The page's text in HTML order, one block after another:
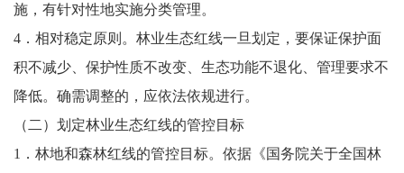
施，有针对性地实施分类管理。
4．相对稳定原则。林业生态红线一旦划定，要保证保护面
积不减少、保护性质不改变、生态功能不退化、管理要求不
降低。确需调整的，应依法依规进行。
（二）划定林业生态红线的管控目标
1．林地和森林红线的管控目标。依据《国务院关于全国林